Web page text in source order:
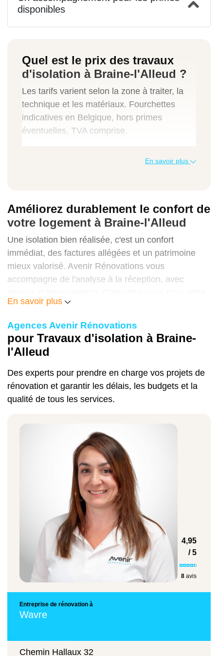
disponibles
Quel est le prix des travaux
d'isolation à Braine-l'Alleud ?
Les tarifs varient selon la zone à traiter, la
technique et les matériaux. Fourchettes
indicatives en Belgique, hors primes
éventuelles, TVA comprise.
Isolation toiture intérieure
40 à 70 € / m²
Isolation toiture extérieure (sarking)
Isolation murs intérieurs
Isolation murs extérieurs (ITE)
Isolation des sols / planchers
50 à 100 € / m²
Un devis précis est établi après visite
gratuite, avec un chiffrage par zone et une
estimation des primes potentiellement
récupérables.
En savoir plus
Améliorez durablement le confort de
votre logement à Braine-l'Alleud
Une isolation bien réalisée, c'est un confort
immédiat, des factures allégées et un patrimoine
mieux valorisé. Avenir Rénovations vous
accompagne de l'analyse à la réception, avec
visite technique gratuite et votre devis personnalisé.
En savoir plus
Agences Avenir Rénovations
pour Travaux d'isolation à Braine-
l'Alleud
Des experts pour prendre en charge vos projets de
rénovation et garantir les délais, les budgets et la
qualité de tous les services.
4,95
/ 5
8 avis
Entreprise de rénovation à
Wavre
Chemin Hallaux 32